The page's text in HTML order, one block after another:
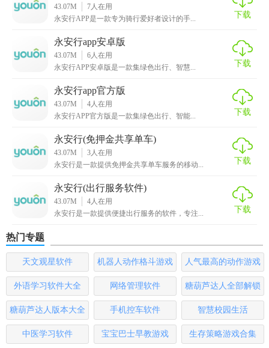
4. 票务服务：支持公交、地铁电子票务购买，减少现金交
易，更加安全便捷。
【永安行2026版内容】
1. 交通信息查询：提供公交、地铁线路查询，站点信息一目
2. 个人中心：记录出行历史，支持行程分享、多账户管理等
3. 出行建议：根据天气、交通状况提供个性化出行建议，提
升出行效率。
【永安行2026版优势】
范围广。
2. 高效便捷：通过智能算法优化路线，减少换乘次数，节省
时间成本。
3. 安全可靠：采用加密技术保障用户信息安全，支付过程安
全无忧。
4. 环保出行：鼓励使用公共交通和共享单车，减少碳排放，
43.07M 7 人在用
永安行APP是一款专为骑行爱好者设计的手...
下载
永安行app安卓版
43.07M 6 人在用
永安行APP安卓版是一款集绿色出行、智慧...
下载
永安行app官方版
43.07M 4 人在用
永安行APP官方版是一款集绿色出行、智能...
下载
永安行(免押金共享单车)
43.07M 3 人在用
永安行是一款提供免押金共享单车服务的移动...
下载
永安行(出行服务软件)
43.07M 4 人在用
永安行是一款提供便捷出行服务的软件，专注...
下载
热门专题
天文观星软件
机器人动作格斗游戏
大全
人气最高的动作游戏
排行榜
外语学习软件大全 网络管理软件
糖葫芦达人全部解锁
版
糖葫芦达人版本大全 手机控车软件 智慧校园生活
中医学习软件 宝宝巴士早教游戏 生存策略游戏合集